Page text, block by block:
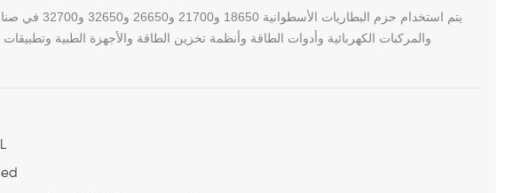
يتم استخدام حزم
والمركبات الكهربائية وأدوات الطاقة وأنظمة تخزين الطاقة والأجهزة الطبية وتطبيقات